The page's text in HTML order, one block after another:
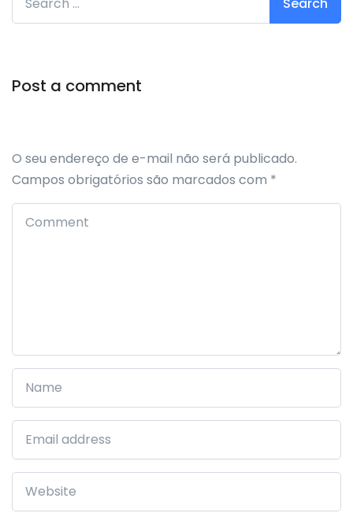
Post a comment
O seu endereço de e-mail não será publicado.
Campos obrigatórios são marcados com *